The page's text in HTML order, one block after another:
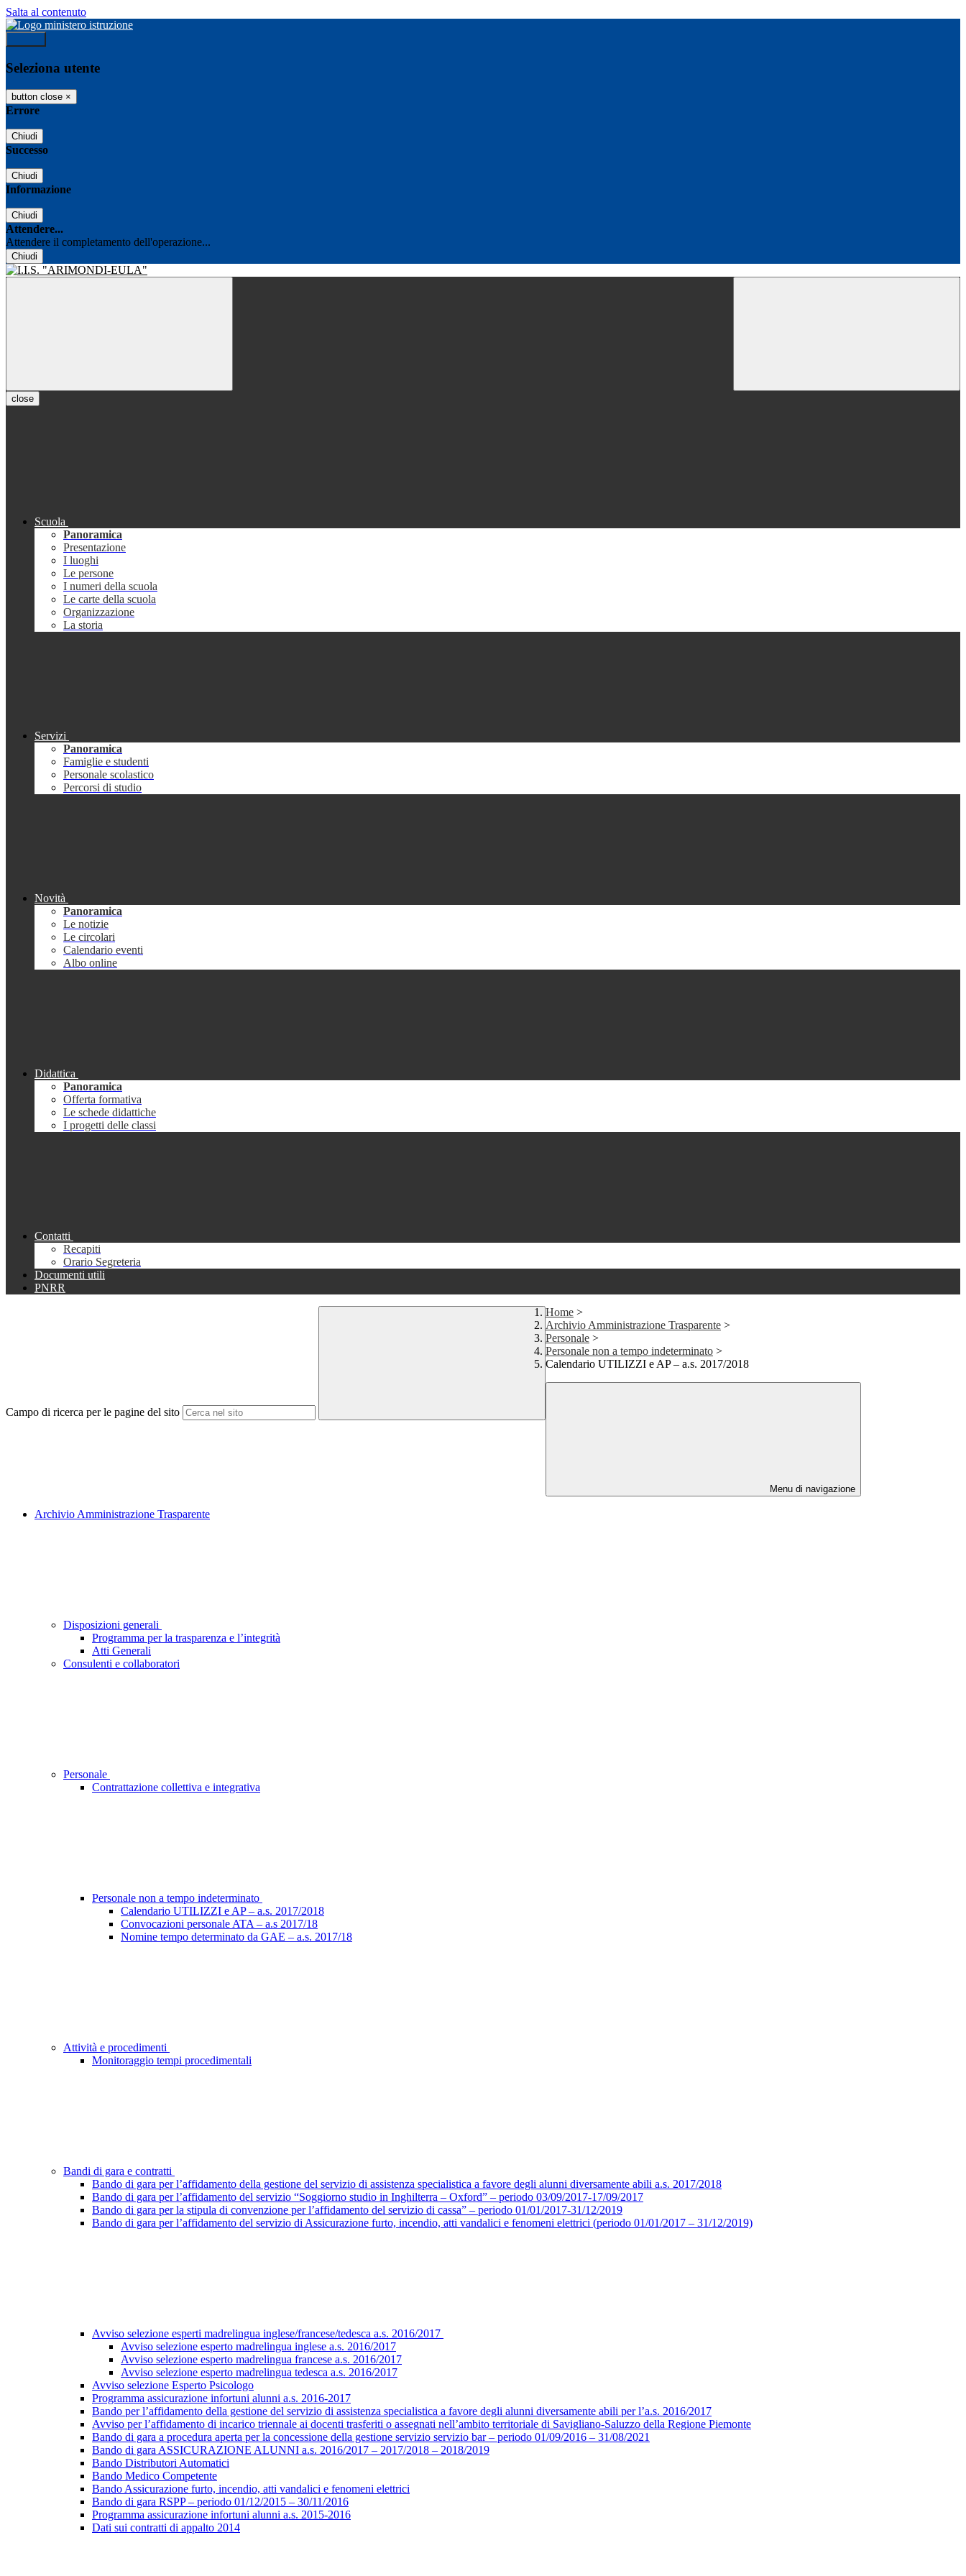
Salta al contenuto
Seleziona utente
button close ×
Errore
Chiudi
Successo
Chiudi
Informazione
Chiudi
Attendere...
Attendere il completamento dell'operazione...
Chiudi
close
Scuola
Panoramica
Presentazione
I luoghi
Le persone
I numeri della scuola
Le carte della scuola
Organizzazione
La storia
Servizi
Panoramica
Famiglie e studenti
Personale scolastico
Percorsi di studio
Novità
Panoramica
Le notizie
Le circolari
Calendario eventi
Albo online
Didattica
Panoramica
Offerta formativa
Le schede didattiche
I progetti delle classi
Contatti
Recapiti
Orario Segreteria
Documenti utili
PNRR
Campo di ricerca per le pagine del sito
Home >
Archivio Amministrazione Trasparente >
Personale >
Personale non a tempo indeterminato >
Calendario UTILIZZI e AP – a.s. 2017/2018
Menu di navigazione
Archivio Amministrazione Trasparente
Disposizioni generali
Programma per la trasparenza e l’integrità
Atti Generali
Consulenti e collaboratori
Personale
Contrattazione collettiva e integrativa
Personale non a tempo indeterminato
Calendario UTILIZZI e AP – a.s. 2017/2018
Convocazioni personale ATA – a.s 2017/18
Nomine tempo determinato da GAE – a.s. 2017/18
Attività e procedimenti
Monitoraggio tempi procedimentali
Bandi di gara e contratti
Bando di gara per l’affidamento della gestione del servizio di assistenza specialistica a favore degli alunni diversamente abili a.s. 2017/2018
Bando di gara per l’affidamento del servizio “Soggiorno studio in Inghilterra – Oxford” – periodo 03/09/2017-17/09/2017
Bando di gara per la stipula di convenzione per l’affidamento del servizio di cassa” – periodo 01/01/2017-31/12/2019
Bando di gara per l’affidamento del servizio di Assicurazione furto, incendio, atti vandalici e fenomeni elettrici (periodo 01/01/2017 – 31/12/2019)
Avviso selezione esperti madrelingua inglese/francese/tedesca a.s. 2016/2017
Avviso selezione esperto madrelingua inglese a.s. 2016/2017
Avviso selezione esperto madrelingua francese a.s. 2016/2017
Avviso selezione esperto madrelingua tedesca a.s. 2016/2017
Avviso selezione Esperto Psicologo
Programma assicurazione infortuni alunni a.s. 2016-2017
Bando per l’affidamento della gestione del servizio di assistenza specialistica a favore degli alunni diversamente abili per l’a.s. 2016/2017
Avviso per l’affidamento di incarico triennale ai docenti trasferiti o assegnati nell’ambito territoriale di Savigliano-Saluzzo della Regione Piemonte
Bando di gara a procedura aperta per la concessione della gestione servizio servizio bar – periodo 01/09/2016 – 31/08/2021
Bando di gara ASSICURAZIONE ALUNNI a.s. 2016/2017 – 2017/2018 – 2018/2019
Bando Distributori Automatici
Bando Medico Competente
Bando Assicurazione furto, incendio, atti vandalici e fenomeni elettrici
Bando di gara RSPP – periodo 01/12/2015 – 30/11/2016
Programma assicurazione infortuni alunni a.s. 2015-2016
Dati sui contratti di appalto 2014